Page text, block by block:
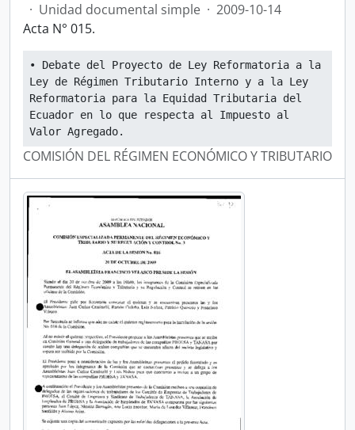
· Unidad documental simple · 2009-10-14
Acta N° 015.
• Debate del Proyecto de Ley Reformatoria a la
Ley de Régimen Tributario Interno y a la Ley
Reformatoria para la Equidad Tributaria del
Ecuador en lo que respecta al Impuesto al
Valor Agregado.
COMISIÓN DEL RÉGIMEN ECONÓMICO Y TRIBUTARIO